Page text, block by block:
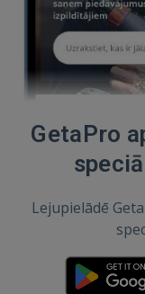
GetaPro
Lejupielādē